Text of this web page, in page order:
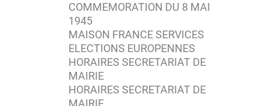
COMMEMORATION DU 8 MAI
1945
MAISON FRANCE SERVICES
ELECTIONS EUROPENNES
HORAIRES SECRETARIAT DE
MAIRIE
HORAIRES SECRETARIAT DE
MAIRIE